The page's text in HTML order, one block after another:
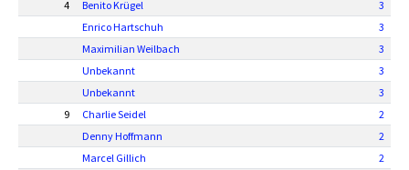
4
Benito Krügel
3
Enrico Hartschuh
3
Maximilian Weilbach
3
Unbekannt
3
Unbekannt
3
9
Charlie Seidel
2
Denny Hoffmann
2
Marcel Gillich
2